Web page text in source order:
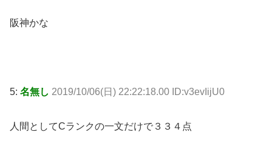
阪神かな
5: 名無し 2019/10/06(日) 22:22:18.00 ID:v3evIijU0
人間としてCランクの一文だけで３３４点